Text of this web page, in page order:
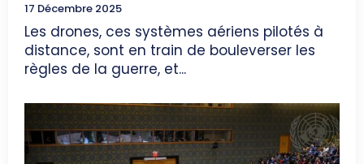
17 Décembre 2025
Les drones, ces systèmes aériens pilotés à
distance, sont en train de bouleverser les
règles de la guerre, et...